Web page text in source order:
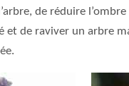
de réduire
et de raviver un arbre